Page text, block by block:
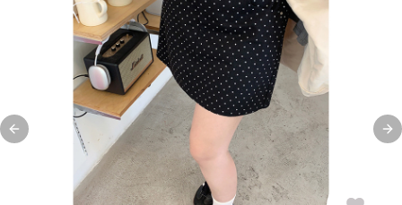
Previous slide